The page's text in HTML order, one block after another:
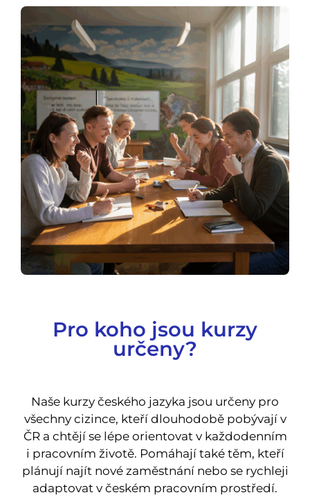
Pro koho jsou kurzy
určeny?
Naše kurzy českého jazyka jsou určeny pro
všechny cizince, kteří dlouhodobě pobývají v
ČR a chtějí se lépe orientovat v každodenním
i pracovním životě. Pomáhají také těm, kteří
plánují najít nové zaměstnání nebo se rychleji
adaptovat v českém pracovním prostředí.